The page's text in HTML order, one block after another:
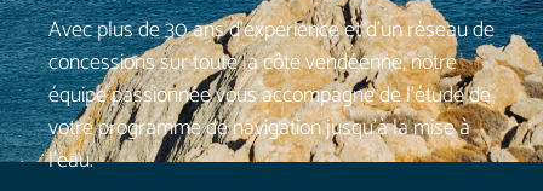
Avec plus de 30 ans d’expérience et d’un réseau de
concessions sur toute la côte vendéenne, notre
équipe passionnée vous accompagne de l’étude de
votre programme de navigation jusqu’à la mise à
l’eau.